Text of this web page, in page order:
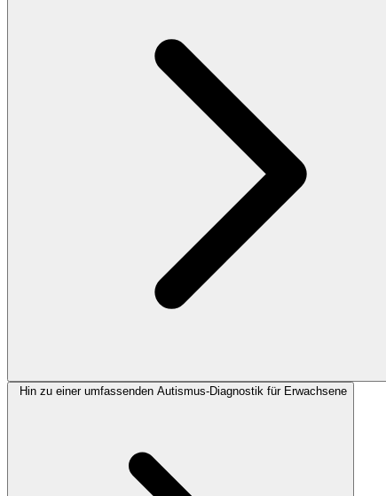
Hin zu einer umfassenden Autismus-Diagnostik für Erwachsene